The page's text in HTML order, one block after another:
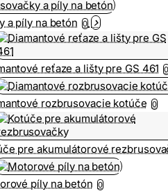
a píly na betón 0
reťaze a lišty pre GS 461
rozbrusovacie kotúče 0
pre akumulátorové
píly na betón 0